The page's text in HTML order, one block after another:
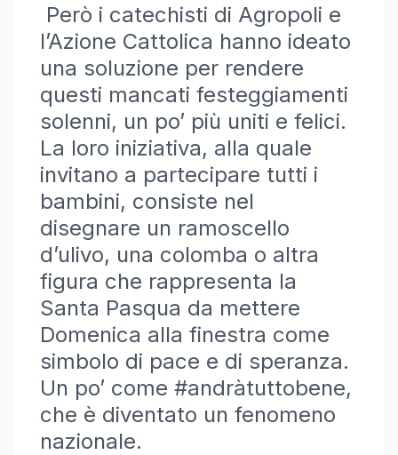
Però i catechisti di Agropoli e
l’Azione Cattolica hanno ideato
una soluzione per rendere
questi mancati festeggiamenti
solenni, un po’ più uniti e felici.
La loro iniziativa, alla quale
invitano a partecipare tutti i
bambini, consiste nel
disegnare un ramoscello
d’ulivo, una colomba o altra
figura che rappresenta la
Santa Pasqua da mettere
Domenica alla finestra come
simbolo di pace e di speranza.
Un po’ come #andràtuttobene,
che è diventato un fenomeno
nazionale.